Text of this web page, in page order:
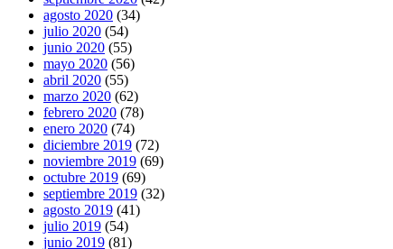
agosto 2020 (34)
julio 2020 (54)
junio 2020 (55)
mayo 2020 (56)
abril 2020 (55)
marzo 2020 (62)
febrero 2020 (78)
enero 2020 (74)
diciembre 2019 (72)
noviembre 2019 (69)
octubre 2019 (69)
septiembre 2019 (32)
agosto 2019 (41)
julio 2019 (54)
junio 2019 (81)